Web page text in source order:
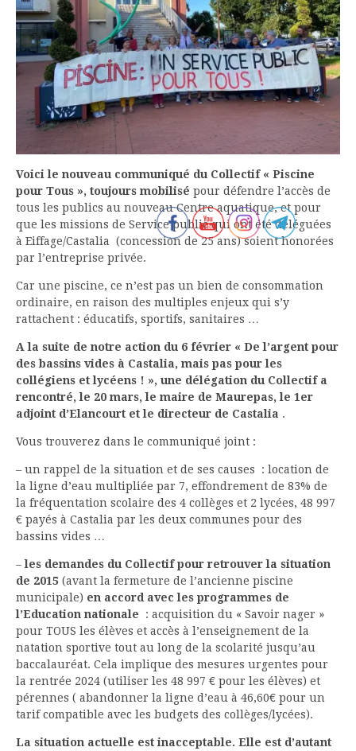
Voici le nouveau communiqué du Collectif « Piscine
pour Tous », toujours mobilisé pour défendre l’accès de
tous les publics au nouveau Centre aquatique, et pour
que les missions de Service public qui ont été déléguées
à Eiffage/Castalia (concession de 25 ans) soient honorées
par l’entreprise privée.
Car une piscine, ce n’est pas un bien de consommation
ordinaire, en raison des multiples enjeux qui s’y
rattachent : éducatifs, sportifs, sanitaires …
A la suite de notre action du 6 février « De l’argent pour
des bassins vides à Castalia, mais pas pour les
collégiens et lycéens ! », une délégation du Collectif a
rencontré, le 20 mars, le maire de Maurepas, le 1er
adjoint d’Elancourt et le directeur de Castalia .
Vous trouverez dans le communiqué joint :
– un rappel de la situation et de ses causes : location de
la ligne d’eau multipliée par 7, effondrement de 83% de
la fréquentation scolaire des 4 collèges et 2 lycées, 48 997
€ payés à Castalia par les deux communes pour des
bassins vides …
–les demandes du Collectif pour retrouver la situation
de 2015 (avant la fermeture de l’ancienne piscine
municipale) en accord avec les programmes de
l’Education nationale : acquisition du « Savoir nager »
pour TOUS les élèves et accès à l’enseignement de la
natation sportive tout au long de la scolarité jusqu’au
baccalauréat. Cela implique des mesures urgentes pour
la rentrée 2024 (utiliser les 48 997 € pour les élèves) et
pérennes ( abandonner la ligne d’eau à 46,60€ pour un
tarif compatible avec les budgets des collèges/lycées).
La situation actuelle est inacceptable. Elle est d’autant